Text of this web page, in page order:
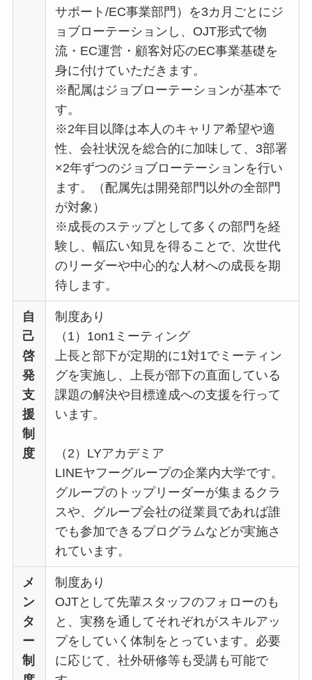
サポート/EC事業部門）を3カ月ごとにジ
ョブローテーションし、OJT形式で物
流・EC運営・顧客対応のEC事業基礎を
身に付けていただきます。
※配属はジョブローテーションが基本で
す。
※2年目以降は本人のキャリア希望や適
性、会社状況を総合的に加味して、3部署
×2年ずつのジョブローテーションを行い
ます。（配属先は開発部門以外の全部門
が対象）
※成長のステップとして多くの部門を経
験し、幅広い知見を得ることで、次世代
のリーダーや中心的な人材への成長を期
待します。
自
己
啓
発
支
援
制
度
制度あり
（1）1on1ミーティング
上長と部下が定期的に1対1でミーティン
グを実施し、上長が部下の直面している
課題の解決や目標達成への支援を行って
います。
（2）LYアカデミア
LINEヤフーグループの企業内大学です。
グループのトップリーダーが集まるクラ
スや、グループ会社の従業員であれば誰
でも参加できるプログラムなどが実施さ
れています。
メ
ン
タ
ー
制
制度あり
OJTとして先輩スタッフのフォローのも
と、実務を通してそれぞれがスキルアッ
プをしていく体制をとっています。必要
に応じて、社外研修等も受講も可能で